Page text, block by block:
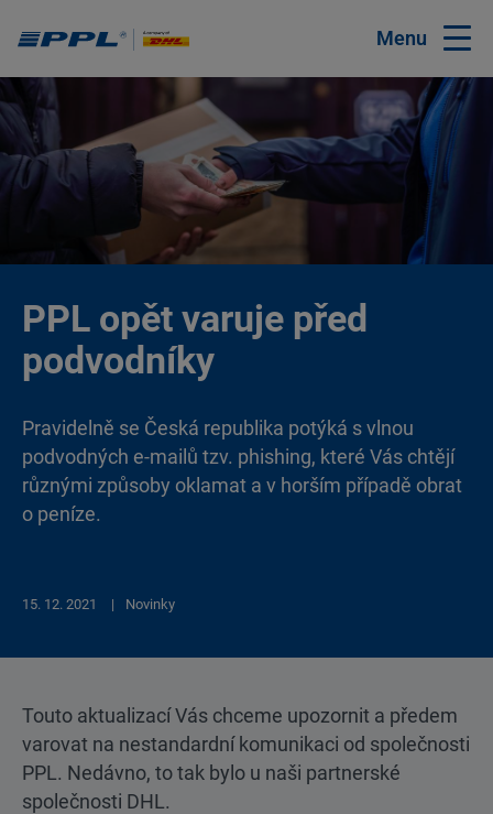
Menu
PPL opět varuje před
podvodníky
Pravidelně se Česká republika potýká s vlnou
podvodných e-mailů tzv. phishing, které Vás chtějí
různými způsoby oklamat a v horším případě obrat
o peníze.
15. 12. 2021 Novinky
Touto aktualizací Vás chceme upozornit a předem
varovat na nestandardní komunikaci od společnosti
PPL. Nedávno, to tak bylo u naši partnerské
společnosti DHL.